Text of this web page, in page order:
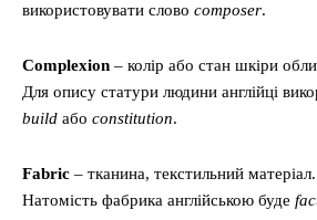
використовувати слово composer.
Complexion – колір або стан шкіри
Для опису статури людини англійці
build або constitution.
Fabric – тканина, текстильний матеріал.
Натомість фабрика англійською буде